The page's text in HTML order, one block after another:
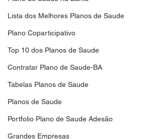
Lista dos Melhores Planos de Saude
Plano Coparticipativo
Top 10 dos Planos de Saude
Contratar Plano de Saude-BA
Tabelas Planos de Saude
Planos de Saude
Portfolio Plano de Saude Adesão
Grandes Empresas